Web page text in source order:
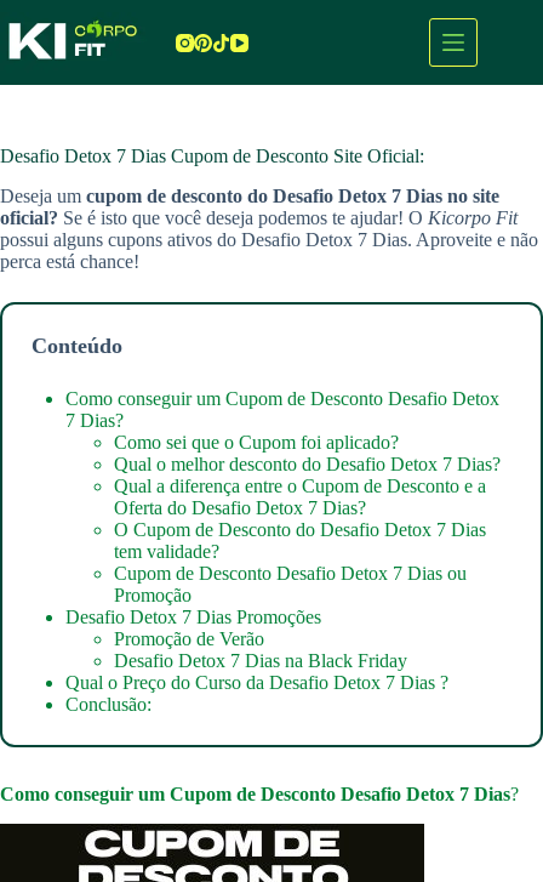
para
Desafio Detox 7 Dias Cupom de Desconto Site Oficial:
Deseja um cupom de desconto do Desafio Detox 7 Dias no site
oficial? Se é isto que você deseja podemos te ajudar! O Kicorpo Fit
possui alguns cupons ativos do Desafio Detox 7 Dias. Aproveite e não
perca está chance!
Conteúdo
Como conseguir um Cupom de Desconto Desafio Detox
7 Dias?
Como sei que o Cupom foi aplicado?
Qual o melhor desconto do Desafio Detox 7 Dias?
Qual a diferença entre o Cupom de Desconto e a
Oferta do Desafio Detox 7 Dias?
O Cupom de Desconto do Desafio Detox 7 Dias
tem validade?
Cupom de Desconto Desafio Detox 7 Dias ou
Promoção
Desafio Detox 7 Dias Promoções
Promoção de Verão
Desafio Detox 7 Dias na Black Friday
Qual o Preço do Curso da Desafio Detox 7 Dias ?
Conclusão:
Como conseguir um Cupom de Desconto Desafio Detox 7 Dias?